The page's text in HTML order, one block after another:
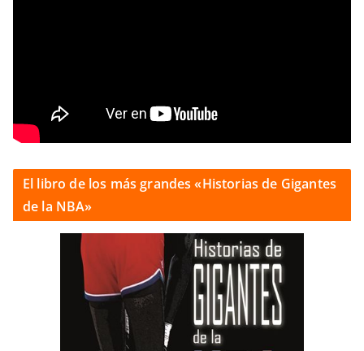
El libro de los más grandes «Historias de Gigantes
de la NBA»